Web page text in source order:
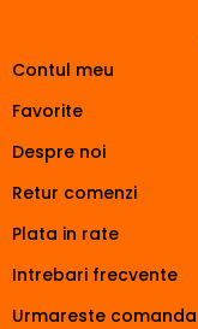
Contul meu
Favorite
Despre noi
Retur comenzi
Plata in rate
Intrebari frecvente
Urmareste comanda